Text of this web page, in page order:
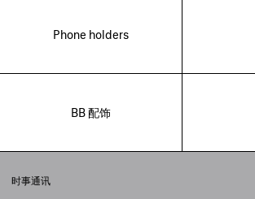
Phone holders
BB 配饰
时事通讯